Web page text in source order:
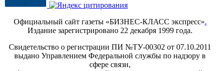
Официальный сайт газеты «БИЗНЕС-КЛАСС экспресс».
Издание зарегистрировано 22 декабря 1999 года.
Свидетельство о регистрации ПИ №ТУ-00302 от 07.10.2011
выдано Управлением Федеральной службы по надзору в
сфере связи,